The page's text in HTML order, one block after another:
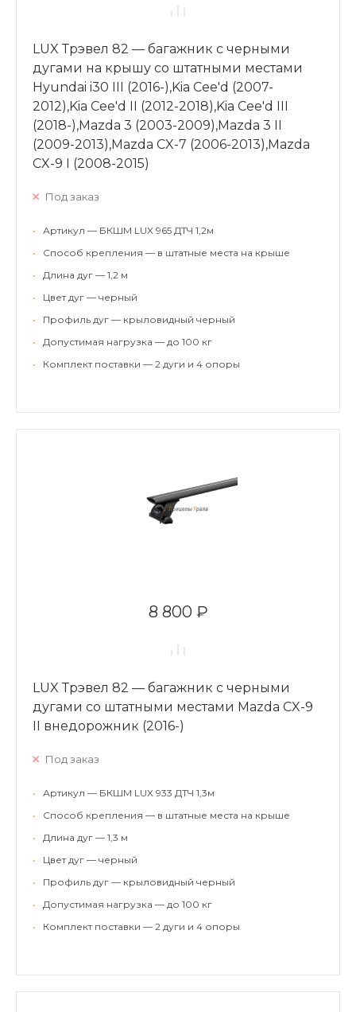
LUX Трэвел 82 — багажник с черными
дугами на крышу со штатными местами
Hyundai i30 III (2016-),Kia Cee'd (2007-
2012),Kia Cee'd II (2012-2018),Kia Cee'd III
(2018-),Mazda 3 (2003-2009),Mazda 3 II
(2009-2013),Mazda CX-7 (2006-2013),Mazda
CX-9 I (2008-2015)
Под заказ
•
Артикул — БКШМ LUX 965 ДТЧ 1,2м
•
Способ крепления — в штатные места на крыше
•
Длина дуг — 1,2 м
•
Цвет дуг — черный
•
Профиль дуг — крыловидный черный
•
Допустимая нагрузка — до 100 кг
•
Комплект поставки — 2 дуги и 4 опоры
8 800 ₽
LUX Трэвел 82 — багажник с черными
дугами со штатными местами Mazda CX-9
II внедорожник (2016-)
Под заказ
•
Артикул — БКШМ LUX 933 ДТЧ 1,3м
•
Способ крепления — в штатные места на крыше
•
Длина дуг — 1,3 м
•
Цвет дуг — черный
•
Профиль дуг — крыловидный черный
•
Допустимая нагрузка — до 100 кг
•
Комплект поставки — 2 дуги и 4 опоры